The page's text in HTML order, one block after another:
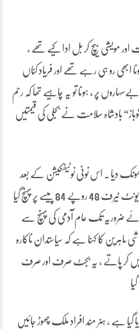
مویشی بیچ کر بل ادا کیے تھے ،
ابھی رو ہی رہے تھے اور فریاد کناں
پر ، ہونا تو یہ چاہیے تھا کہ رحم
بادشاہ سلامت نے بجلی کی قیمتیں
ٹیکا ٹھونک دیا ۔ اس نونی نوٹیفکیشن کے بعد
عام گھریلو صارفین کے لیے بجلی کا فی یونٹ ٹیرف 48 روپے 84 پیسے پر پہنچ گیا
ضروریہ تک عام آدمی کی پہنچ سے
ماہرین کا کہنا ہے کہ سیاستدان ناکارہ
نہیں کر پاتے ، یہ بجٹ صرف اور صرف
گیا ہے ، ہنر مند افراد ملک چھوڑ جائیں